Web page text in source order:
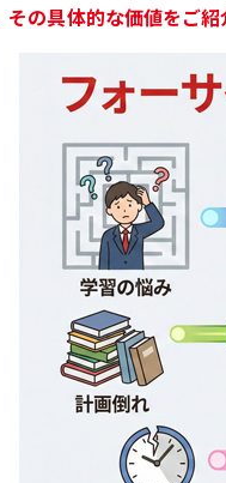
の具体的な価値をご紹